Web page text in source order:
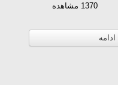
1370 مشاهده
ادامه